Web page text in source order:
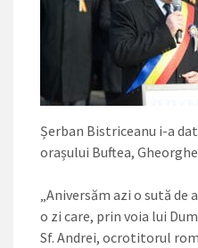
Șerban Bistri­ceanu i-a
orașului Buftea,
„Aniversăm azi o sută de
o zi ca­re, prin voia lui
Sf. Andrei, ocro­titorul